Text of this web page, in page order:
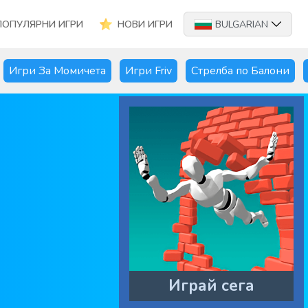
ИГРИ НОВИ ИГРИ BULGARIAN
Игри За Момичета Игри Friv Стрелба по Балони
Играй сега